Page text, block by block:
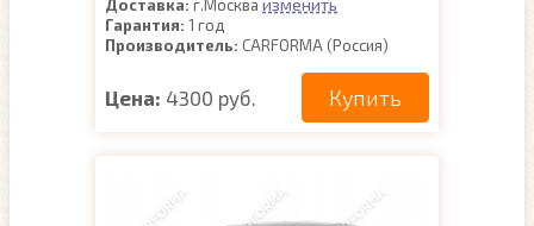
Доставка: г.Москва изменить
Гарантия: 1 год
Производитель: CARFORMA (Россия)
Цена: 4300 руб. Купить